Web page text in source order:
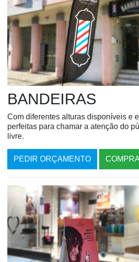
BANDEIRAS
Com diferentes alturas disponíveis e
perfeitas para chamar a atenção do
livre.
PEDIR ORÇAMENTO